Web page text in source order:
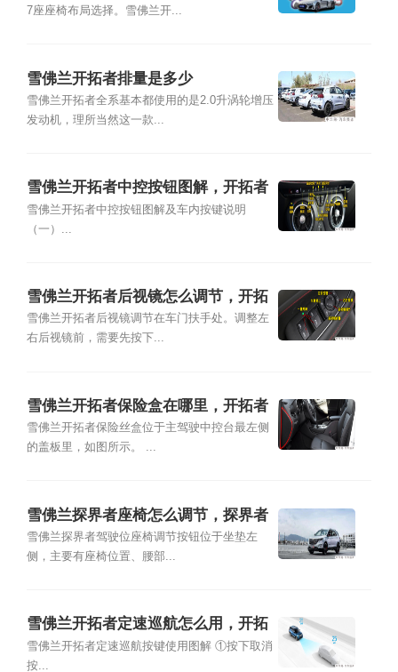
7座座椅布局选择。雪佛兰开...
雪佛兰开拓者排量是多少
雪佛兰开拓者全系基本都使用的是2.0升涡轮增压
发动机，理所当然这一款...
雪佛兰开拓者中控按钮图解，开拓者
车内按键功能说明
雪佛兰开拓者中控按钮图解及车内按键说明
（一）...
雪佛兰开拓者后视镜怎么调节，开拓
者倒车镜怎么加热
雪佛兰开拓者后视镜调节在车门扶手处。调整左
右后视镜前，需要先按下...
雪佛兰开拓者保险盒在哪里，开拓者
保险丝盒图解说明
雪佛兰开拓者保险丝盒位于主驾驶中控台最左侧
的盖板里，如图所示。 ...
雪佛兰探界者座椅怎么调节，探界者
后排怎么放倒图解
雪佛兰探界者驾驶位座椅调节按钮位于坐垫左
侧，主要有座椅位置、腰部...
雪佛兰开拓者定速巡航怎么用，开拓
者自动巡航按键图解
雪佛兰开拓者定速巡航按键使用图解 ①按下取消
按...